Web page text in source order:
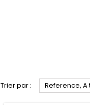
Trier par : Reference, A